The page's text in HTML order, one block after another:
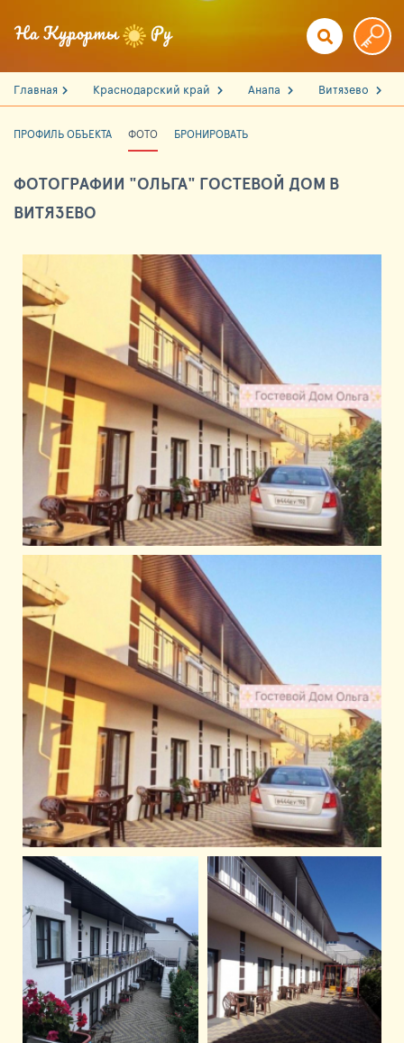
Главная Краснодарский край Анапа Витязево
ПРОФИЛЬ ОБЪЕКТА ФОТО БРОНИРОВАТЬ
ФОТОГРАФИИ "ОЛЬГА" ГОСТЕВОЙ ДОМ В
ВИТЯЗЕВО